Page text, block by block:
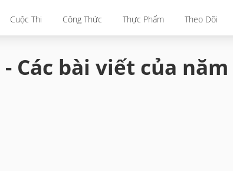
Cuộc Thi Công Thức Thực Phẩm Theo Dõi
Các bài viết của năm